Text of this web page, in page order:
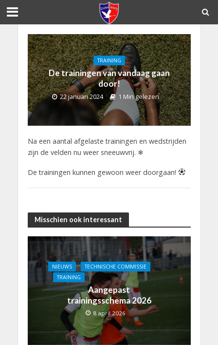
TRAINING
De trainingen van vandaag gaan
door!
22 januari 2024 1 Min gelezen
Na een aantal afgelaste trainingen en wedstrijden
zijn de velden nu weer sneeuwvrij. ❄
De trainingen kunnen gewoon weer doorgaan!
Misschien ook interessant
NIEUWS
TECHNISCHE COMMISSIE
TRAINING
Aangepast
trainingsschema 2026
8 april 2026